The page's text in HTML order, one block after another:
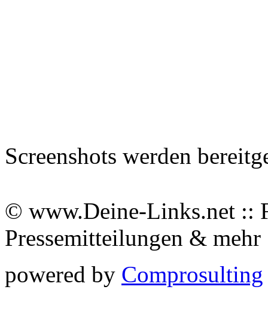
Screenshots werden
© www.Deine-Links.net ::
Pressemitteilungen &
powered by Comprosulting